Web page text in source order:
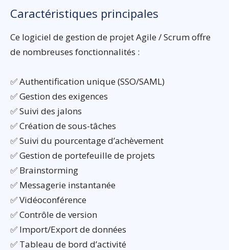
Caractéristiques principales
Ce logiciel de gestion de projet Agile / Scrum offre
de nombreuses fonctionnalités :
✅ Authentification unique (SSO/SAML)
✅ Gestion des exigences
✅ Suivi des jalons
✅ Création de sous-tâches
✅ Suivi du pourcentage d’achèvement
✅ Gestion de portefeuille de projets
✅ Brainstorming
✅ Messagerie instantanée
✅ Vidéoconférence
✅ Contrôle de version
✅ Import/Export de données
✅ Tableau de bord d’activité